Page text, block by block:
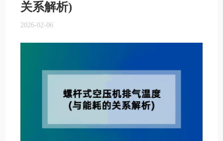
关系解析)
2026-02-06